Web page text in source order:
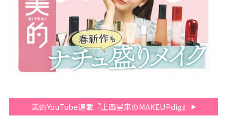
美的YouTube連載『上西星来のMAKEUPdig』